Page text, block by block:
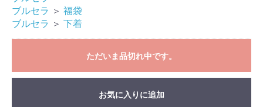
ブルセラ ＞ 福袋
ブルセラ ＞ 下着
ただいま品切れ中です。
お買い物を続ける
カートへ進む
お気に入りに追加